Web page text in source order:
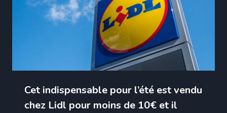
Cet indispensable pour l’été est vendu
chez Lidl pour moins de 10€ et il